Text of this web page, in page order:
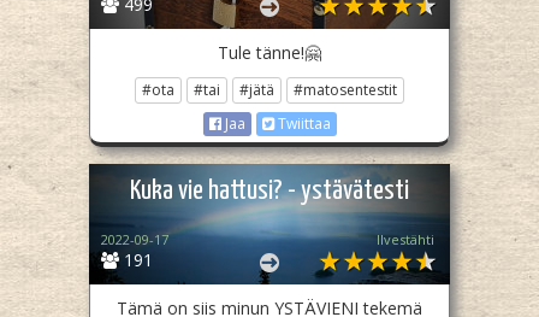
499
Tule tänne!🤗
#ota #tai #jätä
#matosentestit
Jaa
Twiittaa
Kuka vie hattusi? - ystävätesti
191
2022-09-17 Ilvestähti
Tämä on siis minun YSTÄVIENI tekemä